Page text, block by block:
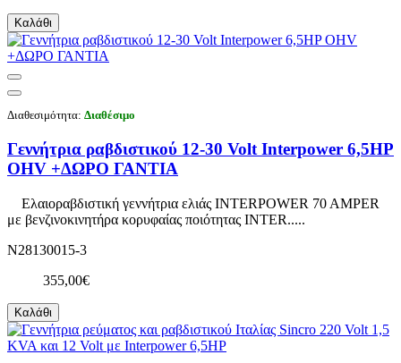
Καλάθι
Διαθεσιμότητα: Διαθέσιμο
Γεννήτρια ραβδιστικού 12-30 Volt Interpower 6,5HP
OHV +ΔΩΡΟ ΓΑΝΤΙΑ
Ελαιοραβδιστική γεννήτρια ελιάς INTERPOWER 70 AMPER
με βενζινοκινητήρα κορυφαίας ποιότητας INTER.....
N28130015-3
355,00€
Καλάθι